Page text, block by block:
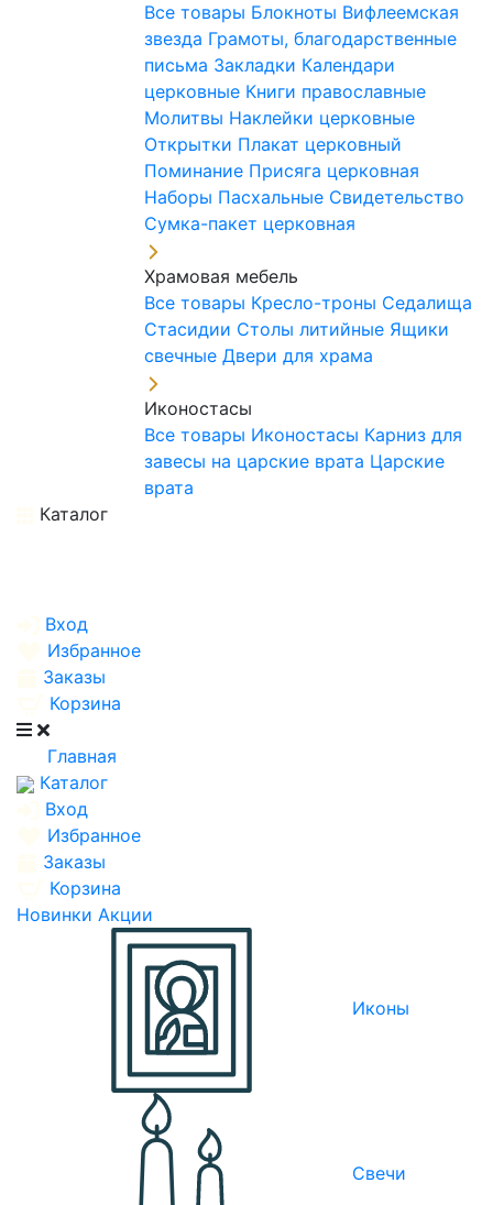
Все товары Блокноты Вифлеемская
звезда Грамоты, благодарственные
письма Закладки Календари
церковные Книги православные
Молитвы Наклейки церковные
Открытки Плакат церковный
Поминание Присяга церковная
Наборы Пасхальные Свидетельство
Сумка-пакет церковная
Храмовая мебель
Все товары Кресло-троны Седалища
Стасидии Столы литийные Ящики
свечные Двери для храма
Иконостасы
Все товары Иконостасы Карниз для
завесы на царские врата Царские
врата
Каталог
Вход
Избранное
Заказы
Корзина
Главная
Каталог
Вход
Избранное
Заказы
Корзина
Новинки Акции
Иконы
Свечи